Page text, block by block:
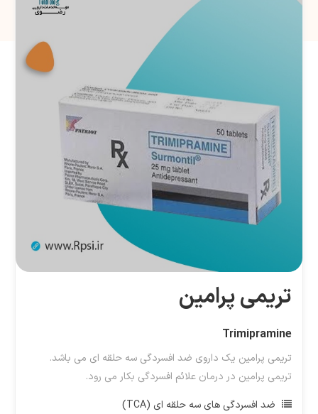
تریمی پرامین
Trimipramine
تریمی پرامین یک داروی ضد افسردگی سه حلقه ای می باشد.
تریمی پرامین در درمان علائم افسردگی بکار می رود.
ضد افسردگی های سه حلقه ای (TCA)